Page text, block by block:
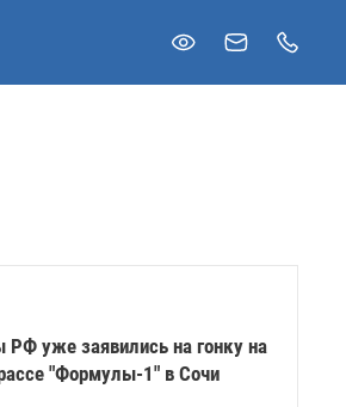
РФ уже заявились на гонку на
"Формулы-1" в Сочи